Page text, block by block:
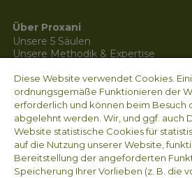
Über Proxani
Unsere 5 Säulen
Unsere Methodik & Expertise
Arvesta
Arbeiten bei Proxani
Contact
Nieuws
Impressum
Arvesta Animal Nutrition BV
Diese Website verwendet Cookies.
ordnungsgemäße Funktionieren der
erforderlich und können beim Besuch
abgelehnt werden. Wir, und ggf. auch
Website statistische Cookies für
auf die Nutzung unserer Website,
Bereitstellung der angeforderten
Speicherung Ihrer Vorlieben (z. B. die